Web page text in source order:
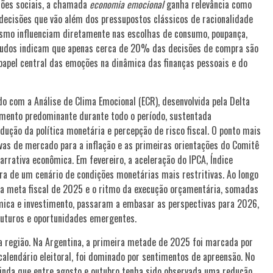
sociais, a chamada economia emocionalganha relevância como
que vão além dos pressupostos clássicos de racionalidade
influenciam diretamente nas escolhas de consumo, poupança,
indicam que apenas cerca de 20% das decisões de compra são
central das emoções na dinâmica das finanças pessoais e do
a Análise de Clima Emocional (ECR), desenvolvida pela Delta
predominante durante todo o período, sustentada
da política monetária e percepção de risco fiscal. O ponto mais
de mercado para a inflação e as primeiras orientações do Comitê
econômica. Em fevereiro, a aceleração do IPCA, Índice
de um cenário de condições monetárias mais restritivas. Ao longo
meta fiscal de 2025 e o ritmo da execução orçamentária, somadas
e investimento, passaram a embasar as perspectivas para 2026,
e oportunidades emergentes.
Na Argentina, a primeira metade de 2025 foi marcada por
eleitoral, foi dominado por sentimentos de apreensão. No